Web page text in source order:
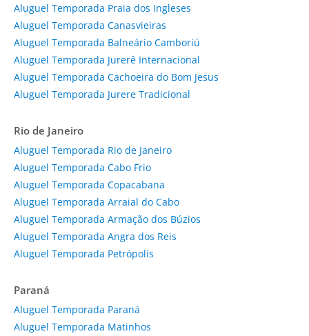
Aluguel Temporada Praia dos Ingleses
Aluguel Temporada Canasvieiras
Aluguel Temporada Balneário Camboriú
Aluguel Temporada Jurerê Internacional
Aluguel Temporada Cachoeira do Bom Jesus
Aluguel Temporada Jurere Tradicional
Rio de Janeiro
Aluguel Temporada Rio de Janeiro
Aluguel Temporada Cabo Frio
Aluguel Temporada Copacabana
Aluguel Temporada Arraial do Cabo
Aluguel Temporada Armação dos Búzios
Aluguel Temporada Angra dos Reis
Aluguel Temporada Petrópolis
Paraná
Aluguel Temporada Paraná
Aluguel Temporada Matinhos